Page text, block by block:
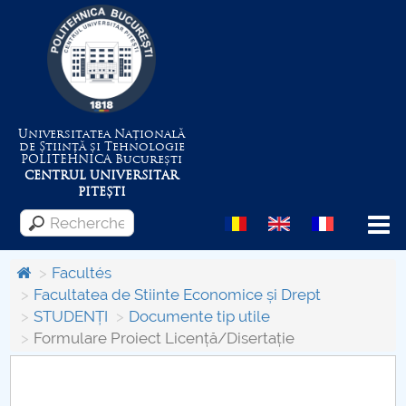
Universitatea Națională
de Știință și Tehnologie
POLITEHNICABucurești
CENTRUL UNIVERSITAR
PITEȘTI
Menu
Despre Universitate
Centrul de Management al Proiectelor
Facultés
Facultatea de Stiinte Economice și Drept
STUDENȚI
Documente tip utile
Formulare Proiect Licență/Disertație